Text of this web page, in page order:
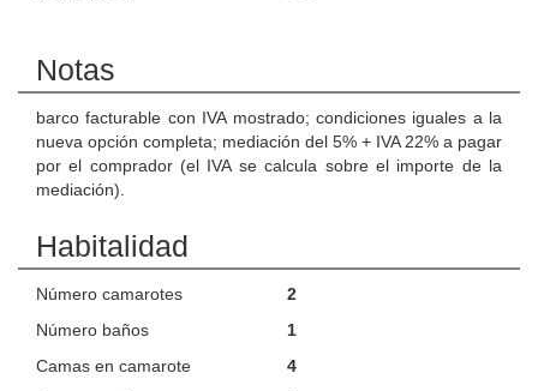
Notas
barco facturable con IVA mostrado; condiciones iguales a la
nueva opción completa; mediación del 5% + IVA 22% a pagar
por el comprador (el IVA se calcula sobre el importe de la
mediación).
Habitalidad
Número camarotes
2
Número baños
1
Camas en camarote
4